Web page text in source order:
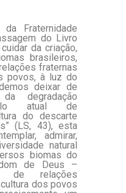
Fraternidade
do Livro
da criação,
brasileiros,
fraternas
povos, à luz do
deixar de
degradação
atual de
do descarte
(LS, 43), esta
admirar,
natural
biomas do
de Deus –
de relações
dos povos